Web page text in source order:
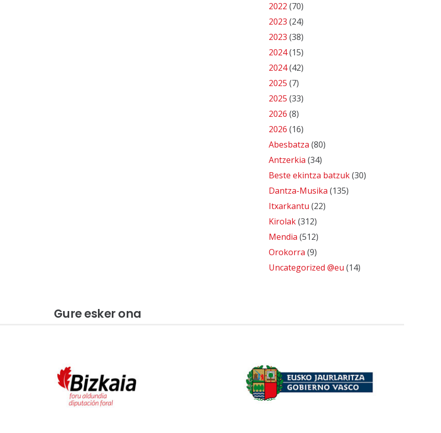
2022 (70)
2023 (24)
2023 (38)
2024(15)
2024(42)
2025 (7)
2025 (33)
2026 (8)
2026 (16)
Abesbatza (80)
Antzerkia (34)
Beste ekintza batzuk(30)
Dantza-Musika (135)
Itxarkantu (22)
Kirolak(312)
Mendia (512)
Orokorra (9)
Uncategorized @eu (14)
Gure esker ona